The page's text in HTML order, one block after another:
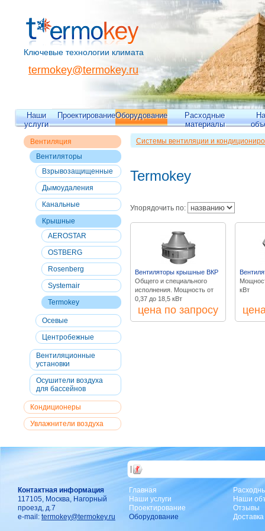
Ключевые технологии климата
termokey@termokey.ru
Наши
услуги
ПроектированиеОборудование
Расходные
материалы
Вентиляция
Вентиляторы
Взрывозащищенные
Дымоудаления
Канальные
Крышные
AEROSTAR
OSTBERG
Rosenberg
Systemair
Termokey
Осевые
Центробежные
Вентиляционные
установки
Осушители воздуха
для бассейнов
Кондиционеры
Увлажнители воздуха
Системы вентиляции и
Termokey
Упорядочить по:
Вентиляторы крышные ВКР
Общего и специального
исполнения. Мощность от
0,37 до 18,5 кВт
цена по запросу
кВт
Контактная информация
117105, Москва, Нагорный
проезд, д.7
e-mail: termokey@termokey.ru
Главная
Наши услуги
Проектирование
Оборудование
Наши
Отзывы